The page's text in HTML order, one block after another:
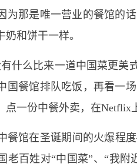
为那是唯一营业的餐馆的
和饼干一样。
什么比来一道中国菜更美
国餐馆排队吃饭，再看一
点一份中餐外卖，在Netflix
餐馆在圣诞期间的火爆
老百姓对“中国菜”、“我